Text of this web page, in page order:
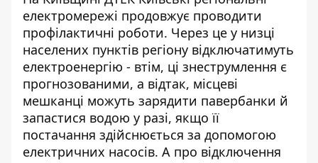
електромережі продовжує проводити
профілактичні роботи. Через це у низці
населених пунктів регіону відключатимуть
електроенергію - втім, ці знеструмлення є
прогнозованими, а відтак, місцеві
мешканці можуть зарядити павербанки й
запастися водою у разі, якщо її
постачання здійснюється за допомогою
електричних насосів. А про відключення